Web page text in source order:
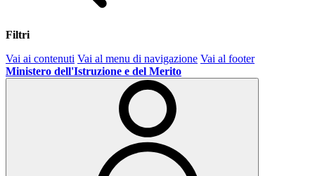
Filtri
Vai ai contenuti Vai al menu di navigazione Vai al footer
Ministero dell'Istruzione e del Merito